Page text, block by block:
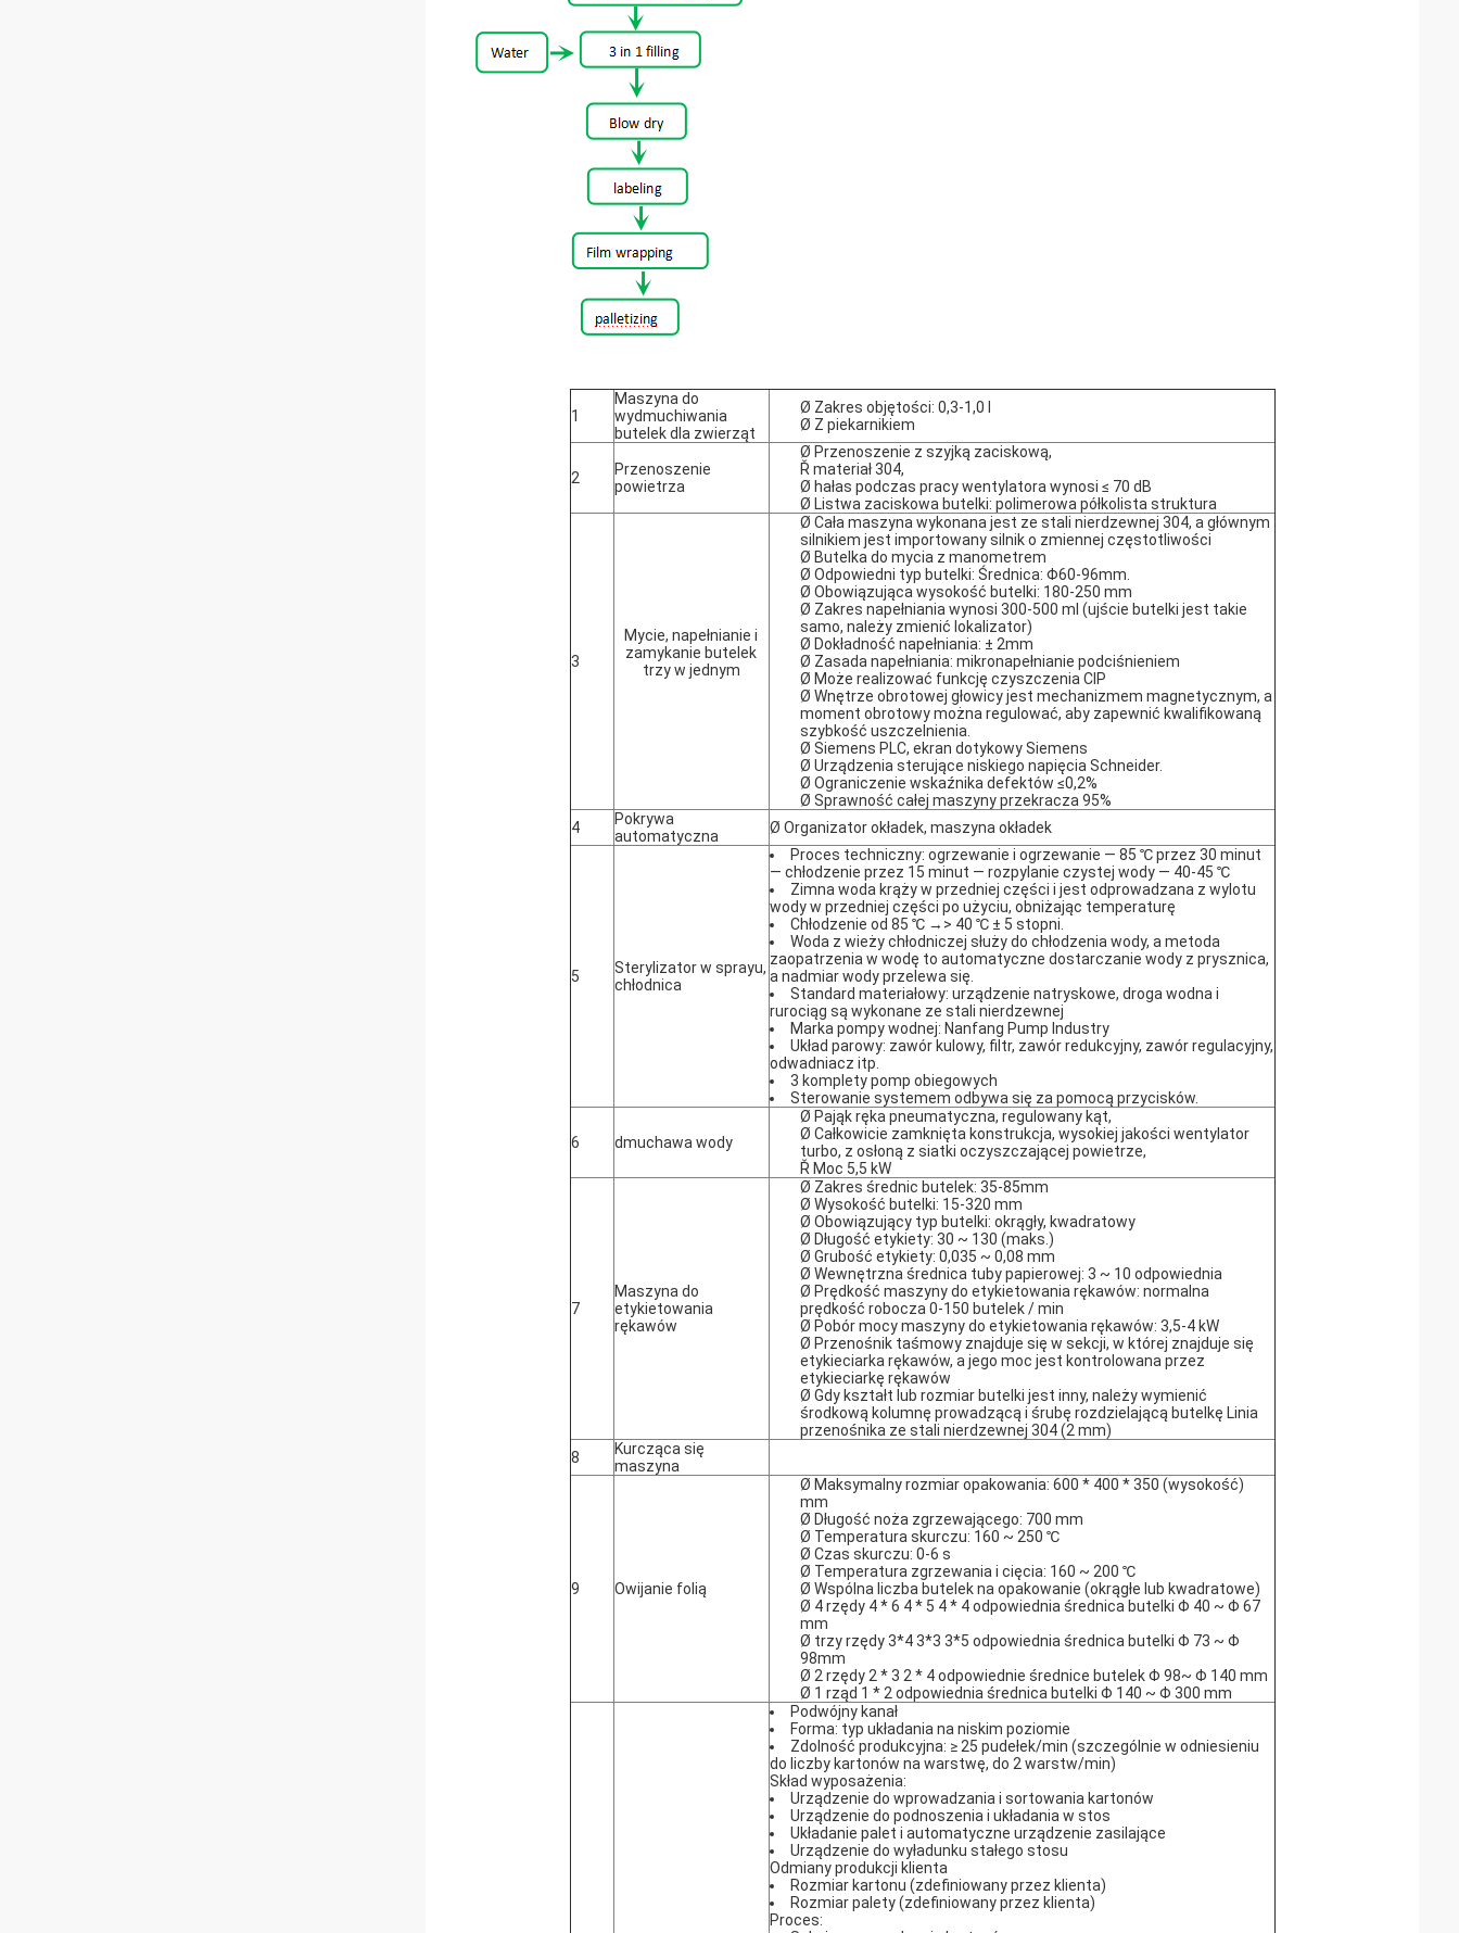
1
Maszyna do
wydmuchiwania
butelek dla zwierząt
Ø Zakres objętości: 0,3-1,0 l
Ø Z piekarnikiem
2
Przenoszenie
powietrza
Ø Przenoszenie z szyjką zaciskową,
Ř materiał 304,
Ø hałas podczas pracy wentylatora wynosi ≤ 70 dB
Ø Listwa zaciskowa butelki: polimerowa półkolista struktura
3
Mycie, napełnianie i
zamykanie butelek
trzy w jednym
Ø Cała maszyna wykonana jest ze stali nierdzewnej 304, a głównym
silnikiem jest importowany silnik o zmiennej częstotliwości
Ø Butelka do mycia z manometrem
Ø Odpowiedni typ butelki: Średnica: Φ60-96mm.
Ø Obowiązująca wysokość butelki: 180-250 mm
Ø Zakres napełniania wynosi 300-500 ml (ujście butelki jest takie
samo, należy zmienić lokalizator)
Ø Dokładność napełniania: ± 2mm
Ø Zasada napełniania: mikronapełnianie podciśnieniem
Ø Może realizować funkcję czyszczenia CIP
Ø Wnętrze obrotowej głowicy jest mechanizmem magnetycznym, a
moment obrotowy można regulować, aby zapewnić kwalifikowaną
szybkość uszczelnienia.
Ø Siemens PLC, ekran dotykowy Siemens
Ø Urządzenia sterujące niskiego napięcia Schneider.
Ø Ograniczenie wskaźnika defektów ≤0,2%
Ø Sprawność całej maszyny przekracza 95%
4
Pokrywa
automatyczna
Ø Organizator okładek, maszyna okładek
5
Sterylizator w sprayu,
chłodnica
Proces techniczny: ogrzewanie i ogrzewanie — 85 ℃ przez 30 minut
— chłodzenie przez 15 minut — rozpylanie czystej wody — 40-45 ℃
Zimna woda krąży w przedniej części i jest odprowadzana z wylotu
wody w przedniej części po użyciu, obniżając temperaturę
Chłodzenie od 85 ℃ →> 40 ℃ ± 5 stopni.
Woda z wieży chłodniczej służy do chłodzenia wody, a metoda
zaopatrzenia w wodę to automatyczne dostarczanie wody z prysznica,
a nadmiar wody przelewa się.
Standard materiałowy: urządzenie natryskowe, droga wodna i
rurociąg są wykonane ze stali nierdzewnej
Marka pompy wodnej: Nanfang Pump Industry
Układ parowy: zawór kulowy, filtr, zawór redukcyjny, zawór regulacyjny,
odwadniacz itp.
3 komplety pomp obiegowych
Sterowanie systemem odbywa się za pomocą przycisków.
6 dmuchawa wody
Ø Pająk ręka pneumatyczna, regulowany kąt,
Ø Całkowicie zamknięta konstrukcja, wysokiej jakości wentylator
turbo, z osłoną z siatki oczyszczającej powietrze,
Ř Moc 5,5 kW
7
Maszyna do
etykietowania
rękawów
Ø Zakres średnic butelek: 35-85mm
Ø Wysokość butelki: 15-320 mm
Ø Obowiązujący typ butelki: okrągły, kwadratowy
Ø Długość etykiety: 30 ~ 130 (maks.)
Ø Grubość etykiety: 0,035 ~ 0,08 mm
Ø Wewnętrzna średnica tuby papierowej: 3 ~ 10 odpowiednia
Ø Prędkość maszyny do etykietowania rękawów: normalna
prędkość robocza 0-150 butelek / min
Ø Pobór mocy maszyny do etykietowania rękawów: 3,5-4 kW
Ø Przenośnik taśmowy znajduje się w sekcji, w której znajduje się
etykieciarka rękawów, a jego moc jest kontrolowana przez
etykieciarkę rękawów
Ø Gdy kształt lub rozmiar butelki jest inny, należy wymienić
środkową kolumnę prowadzącą i śrubę rozdzielającą butelkę Linia
przenośnika ze stali nierdzewnej 304 (2 mm)
8
Kurcząca się
maszyna
9 Owijanie folią
Ø Maksymalny rozmiar opakowania: 600 * 400 * 350 (wysokość)
mm
Ø Długość noża zgrzewającego: 700 mm
Ø Temperatura skurczu: 160 ~ 250 ℃
Ø Czas skurczu: 0-6 s
Ø Temperatura zgrzewania i cięcia: 160 ~ 200 ℃
Ø Wspólna liczba butelek na opakowanie (okrągłe lub kwadratowe)
Ø 4 rzędy 4 * 6 4 * 5 4 * 4 odpowiednia średnica butelki Φ 40 ~ Φ 67
mm
Ø trzy rzędy 3*4 3*3 3*5 odpowiednia średnica butelki Φ 73 ~ Φ
98mm
Ø 2 rzędy 2 * 3 2 * 4 odpowiednie średnice butelek Φ 98~ Φ 140 mm
Ø 1 rząd 1 * 2 odpowiednia średnica butelki Φ 140 ~ Φ 300 mm
Podwójny kanał
Forma: typ układania na niskim poziomie
Zdolność produkcyjna: ≥ 25 pudełek/min (szczególnie w odniesieniu
do liczby kartonów na warstwę, do 2 warstw/min)
Skład wyposażenia:
Urządzenie do wprowadzania i sortowania kartonów
Urządzenie do podnoszenia i układania w stos
Układanie palet i automatyczne urządzenie zasilające
Urządzenie do wyładunku stałego stosu
Odmiany produkcji klienta
Rozmiar kartonu (zdefiniowany przez klienta)
Rozmiar palety (zdefiniowany przez klienta)
Proces: